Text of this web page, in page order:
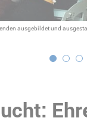
ausgebildet und